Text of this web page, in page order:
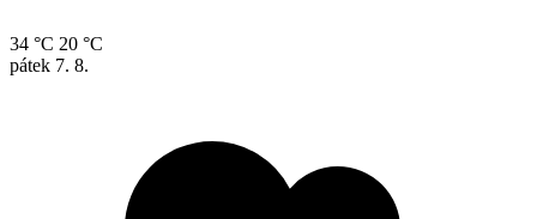
34 °C 20 °C
pátek 7. 8.